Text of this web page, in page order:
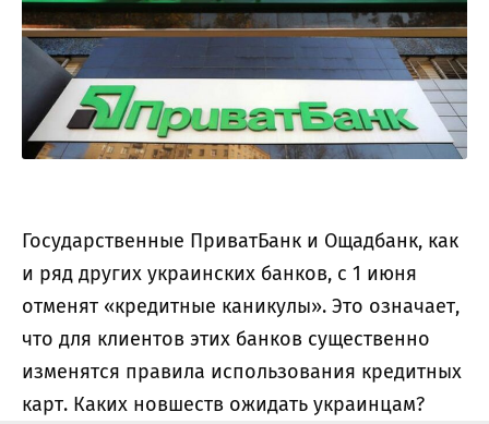
Государственные ПриватБанк и Ощадбанк, как
и ряд других украинских банков, с 1 июня
отменят «кредитные каникулы». Это означает,
что для клиентов этих банков существенно
изменятся правила использования кредитных
карт. Каких новшеств ожидать украинцам?